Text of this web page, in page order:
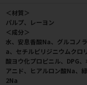
＜材質＞
パルプ、レーヨン
＜成分＞
水、安息香酸Na、グルコノ
a、セチルピリジニウムクロ
酸ヨウ化プロピニル、DPG
アニド、ヒアルロン酸Na、
2Na